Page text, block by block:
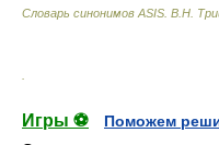
Словарь синонимов ASIS. В.Н.
Игры ⚽
Поможем